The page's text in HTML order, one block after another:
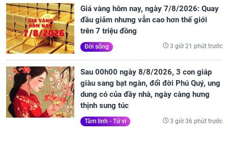
Giá vàng hôm nay, ngày 7/8/2026: Quay
đầu giảm nhưng vẫn cao hơn thế giới
trên 7 triệu đồng
Đời sống 3 giờ 21 phút trước
Sau 00h00 ngày 8/8/2026, 3 con giáp
giàu sang bạt ngàn, đổi đời Phú Quý, ung
dung có của đầy nhà, ngày càng hưng
thịnh sung túc
Tâm linh - Tử vi 3 giờ 36 phút trước